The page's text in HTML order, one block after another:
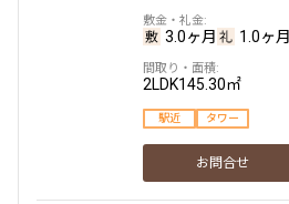
3.0ヶ月 1.0ヶ月
2LDK145.30㎡
駅近 タワー
お問合せ